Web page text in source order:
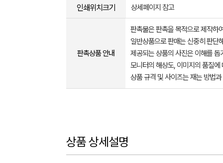
인쇄위치크기 상세페이지 참고
판촉상품 안내
판촉물은 판촉을 목적으로 제작하
일반상품으로 판매는 신중히 판단
제공되는 상품의 사진은 이해를
모니터의 해상도, 이미지의 품질
상품 규격 및 사이즈는 재는 방법
상품 상세설명